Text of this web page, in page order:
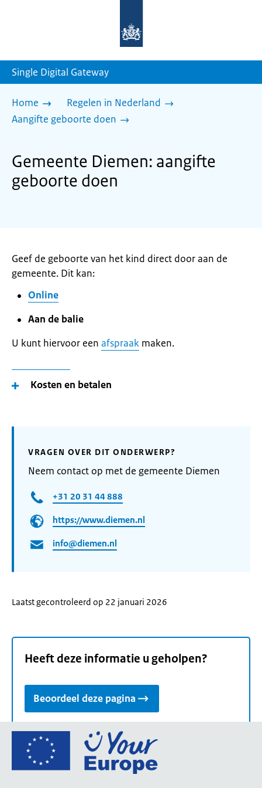
homepage
Single Digital Gateway
Home
Regelen in Nederland
Aangifte geboorte doen
Gemeente Diemen: aangifte
geboorte doen
Geef de geboorte van het kind direct door aan de
gemeente. Dit kan:
Online
Aan de balie
U kunt hiervoor een afspraak maken.
Kosten en betalen
VRAGEN OVER DIT ONDERWERP?
Neem contact op met de gemeente Diemen
+31 20 31 44 888
https://www.diemen.nl
info@diemen.nl
Laatst gecontroleerd op 22 januari 2026
Heeft deze informatie u geholpen?
Beoordeel deze pagina
Ga
de